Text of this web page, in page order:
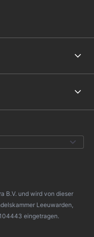
B.V. und wird von dieser
Leeuwarden,
eingetragen.